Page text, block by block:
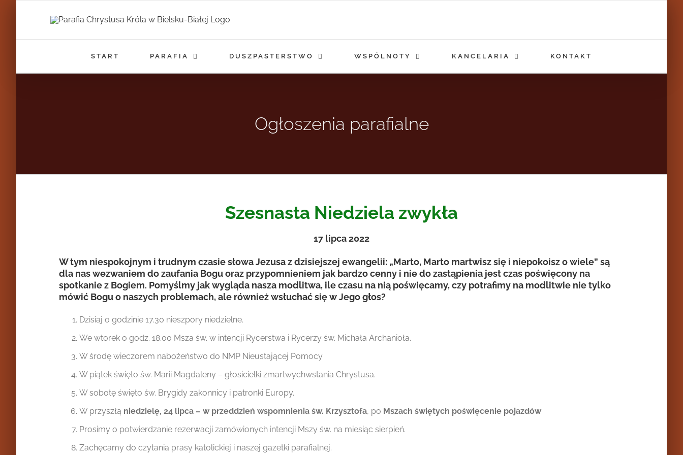
START PARAFIA DUSZPASTERSTWO WSPÓLNOTY KANCELARIA KONTAKT
Ogłoszenia parafialne
Szesnasta Niedziela zwykła
17 lipca 2022
W tym niespokojnym i trudnym czasie słowa Jezusa z dzisiejszej ewangelii: „Marto, Marto martwisz się i niepokoisz o wiele” są
dla nas wezwaniem do zaufania Bogu oraz przypomnieniem jak bardzo cenny i nie do zastąpienia jest czas poświęcony na
spotkanie z Bogiem. Pomyślmy jak wygląda nasza modlitwa, ile czasu na nią poświęcamy, czy potrafimy na modlitwie nie tylko
mówić Bogu o naszych problemach, ale również wsłuchać się w Jego głos?
Dzisiaj o godzinie 17.30 nieszpory niedzielne.
We wtorek o godz. 18.00 Msza św. w intencji Rycerstwa i Rycerzy św. Michała Archanioła.
W środę wieczorem nabożeństwo do NMP Nieustającej Pomocy
W piątek święto św. Marii Magdaleny – głosicielki zmartwychwstania Chrystusa.
W sobotę święto św. Brygidy zakonnicy i patronki Europy.
W przyszłą niedzielę, 24 lipca – w przeddzień wspomnienia św. Krzysztofa, po Mszach świętych poświęcenie pojazdów
Prosimy o potwierdzanie rezerwacji zamówionych intencji Mszy św. na miesiąc sierpień.
Zachęcamy do czytania prasy katolickiej i naszej gazetki parafialnej.